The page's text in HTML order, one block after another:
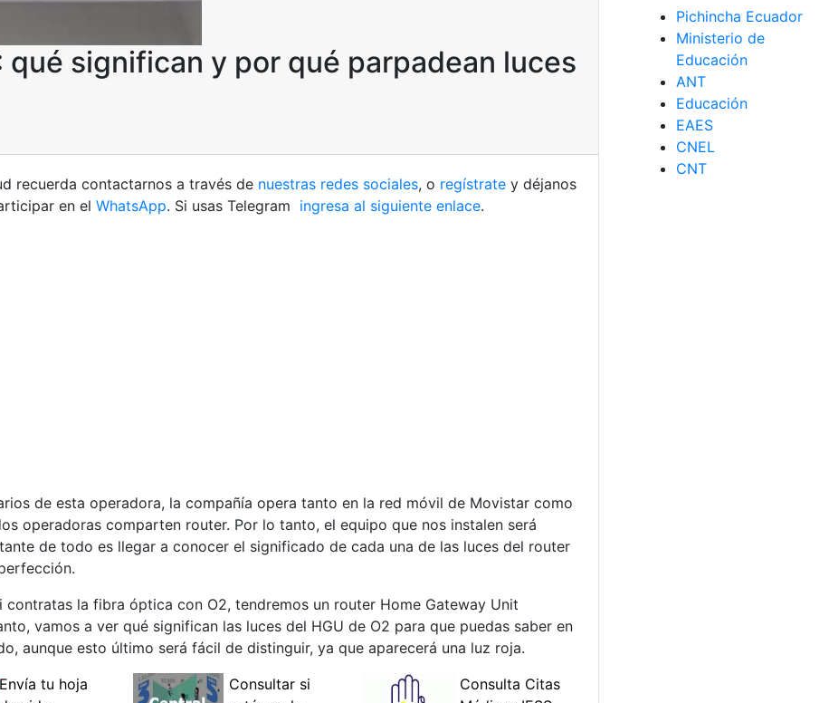
qué significan y por qué parpadean luces
recuerda contactarnos a través de nuestras redes sociales, o regístrate y déjanos
en el WhatsApp. Si usas Telegram ingresa al siguiente enlace.
de esta operadora, la compañía opera tanto en la red móvil de Movistar como
operadoras comparten router. Por lo tanto, el equipo que nos instalen será
de todo es llegar a conocer el significado de cada una de las luces del router
contratas la fibra óptica con O2, tendremos un router Home Gateway Unit
vamos a ver qué significan las luces del HGU de O2 para que puedas saber en
aunque esto último será fácil de distinguir, ya que aparecerá una luz roja.
Pichincha Ecuador
Ministerio de
Educación
ANT
Educación
EAES
CNEL
CNT